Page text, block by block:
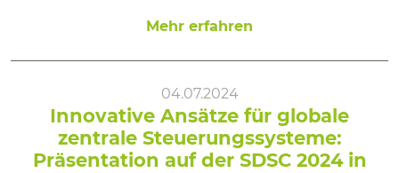
Mehr erfahren
04.07.2024
Innovative Ansätze für globale
zentrale Steuerungssysteme:
Präsentation auf der SDSC 2024 in